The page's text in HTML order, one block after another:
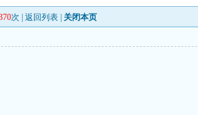
次 |返回列表 关闭本页